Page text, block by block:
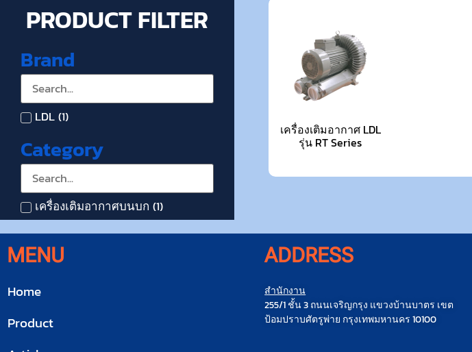
PRODUCT FILTER
Brand
LDL (1)
Category
เครื่องเติมอากาศบนบก (1)
เครื่องเติมอากาศ LDL
รุ่น RT Series
MENU
Home
Product
ADDRESS
สำนักงาน
255/1 ชั้น 3 ถนนเจริญกรุง แขวงบ้านบาตร เขต
ป้อมปราบศัตรูพ่าย กรุงเทพมหานคร 10100